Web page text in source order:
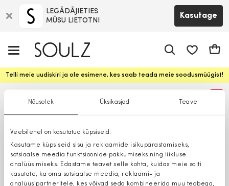
Nõusolek Üksikasjad Teave
Veebilehel on kasutatud küpsiseid.
Kasutame küpsiseid sisu ja reklaamide isikupärastamiseks,
sotsiaalse meedia funktsioonide pakkumiseks ning liikluse
analüüsimiseks. Edastame teavet selle kohta, kuidas meie saiti
kasutate, ka oma sotsiaalse meedia, reklaami- ja
analüüsipartneritele, kes võivad seda kombineerida muu teabega,
LEGĀDĀJIETIES
MŪSU LIETOTNI
Kasutage
Telli meie uudiskiri ja ole esimene, kes saab teada meie soodusmüügist!